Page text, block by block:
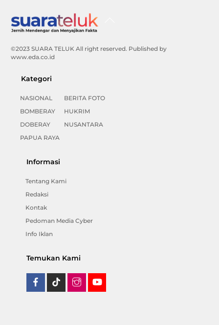
©2023 SUARA TELUK All right reserved. Published by
www.eda.co.id
Kategori
NASIONAL
BOMBERAY
DOBERAY
PAPUA RAYA
BERITA FOTO
HUKRIM
NUSANTARA
Informasi
Tentang Kami
Redaksi
Kontak
Pedoman Media Cyber
Info Iklan
Temukan Kami